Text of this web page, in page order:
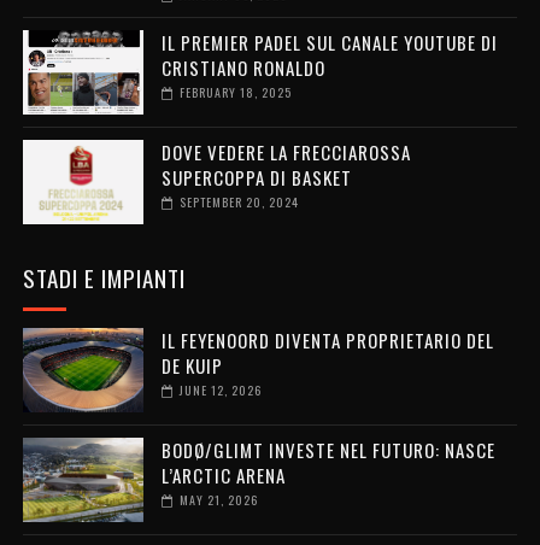
IL PREMIER PADEL SUL CANALE YOUTUBE DI
CRISTIANO RONALDO
FEBRUARY 18, 2025
DOVE VEDERE LA FRECCIAROSSA
SUPERCOPPA DI BASKET
SEPTEMBER 20, 2024
STADI E IMPIANTI
IL FEYENOORD DIVENTA PROPRIETARIO DEL
DE KUIP
JUNE 12, 2026
BODØ/GLIMT INVESTE NEL FUTURO: NASCE
L’ARCTIC ARENA
MAY 21, 2026